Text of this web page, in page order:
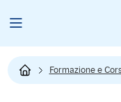
Formazione e